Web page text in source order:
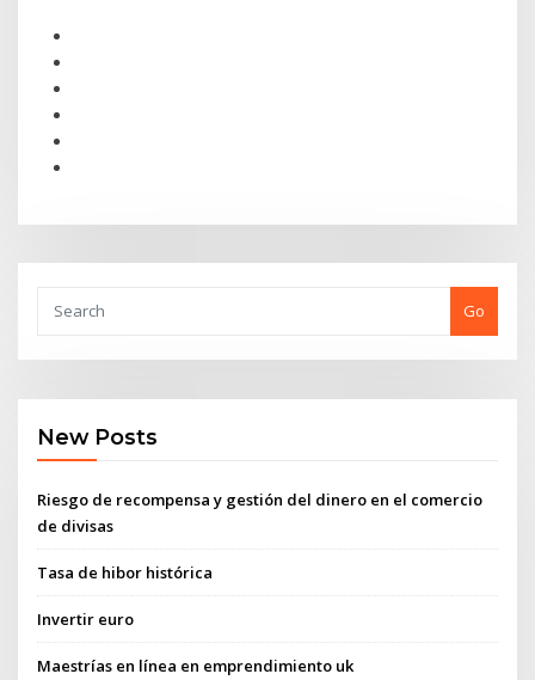
Go
New Posts
Riesgo de recompensa y gestión del dinero en el comercio
de divisas
Tasa de hibor histórica
Invertir euro
Maestrías en línea en emprendimiento uk